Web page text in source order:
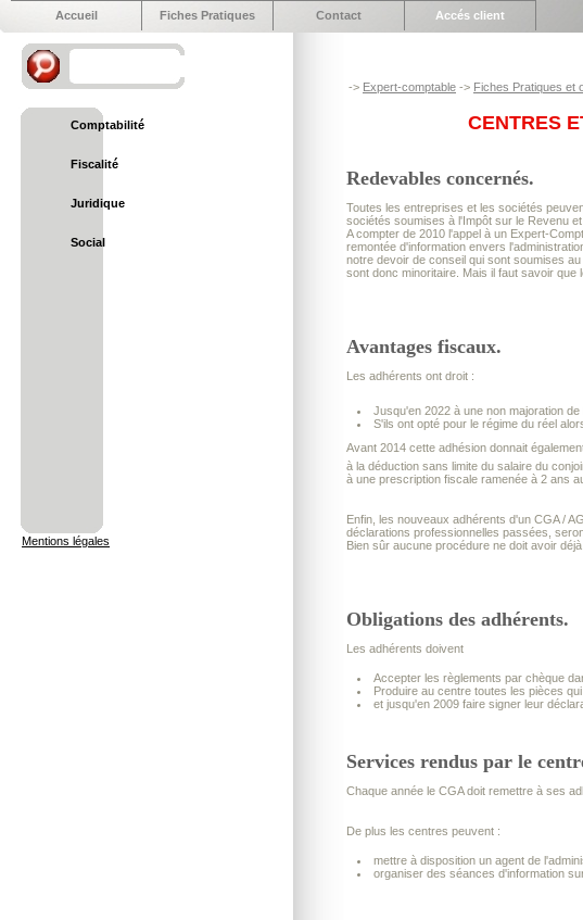
Accueil Fiches Pratiques Contact Accés client
Comptabilité
Fiscalité
Juridique
Social
Mentions légales
-> Expert-comptable -> Fiches Pratiques et
CENTRES
Redevables concernés.
Toutes les entreprises et les sociétés
sociétés soumises à l'Impôt sur le Revenu
A compter de 2010 l'appel à un Expert-
remontée d'information envers
notre devoir de conseil qui sont soumises
sont donc minoritaire. Mais il faut savoir que
Avantages fiscaux.
Les adhérents ont droit :
Jusqu'en 2022 à une non majoration
S'ils ont opté pour le régime du réel
Avant 2014 cette adhésion donnait
à la déduction sans limite du salaire du
à une prescription fiscale ramenée à 2 ans
Enfin, les nouveaux adhérents d'un CGA /
déclarations professionnelles passées,
Bien sûr aucune procédure ne doit avoir
Obligations des adhérents.
Les adhérents doivent
Accepter les règlements par chèque
Produire au centre toutes les pièces
et jusqu'en 2009 faire signer leur
Services rendus par le
Chaque année le CGA doit remettre à ses
De plus les centres peuvent :
mettre à disposition un agent de
organiser des séances d'information